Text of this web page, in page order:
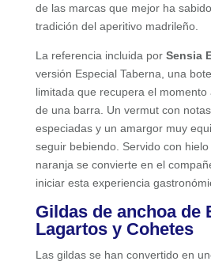
de las marcas que mejor ha
tradición del aperitivo madrileño.
La referencia incluida por Sensia
versión Especial Taberna, una
limitada que recupera el
de una barra. Un vermut con
especiadas y un amargor muy
seguir bebiendo. Servido con
naranja se convierte en el
iniciar esta experiencia
Gildas de anchoa de
Lagartos y Cohetes
Las gildas se han convertido en